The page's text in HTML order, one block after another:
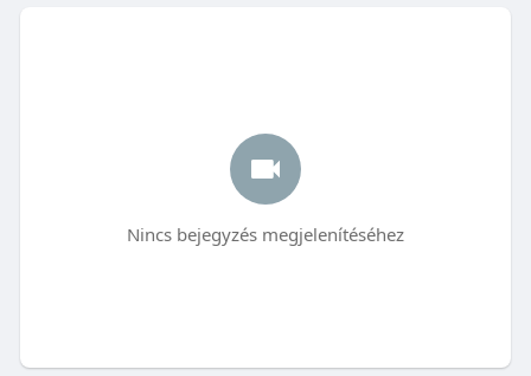
Nincs bejegyzés megjelenítéséhez